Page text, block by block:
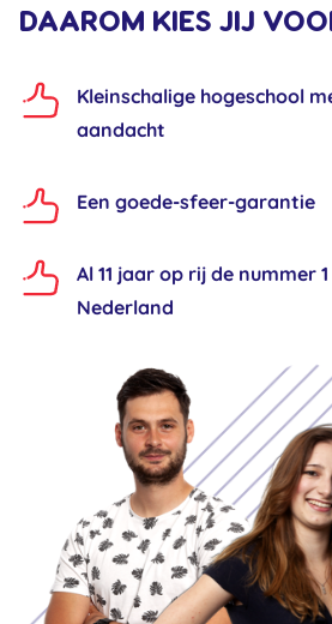
DAAROM KIES JIJ
Kleinschalige hogeschool
aandacht
Een goede-sfeer-garantie
Al 11 jaar op rij de nummer
Nederland